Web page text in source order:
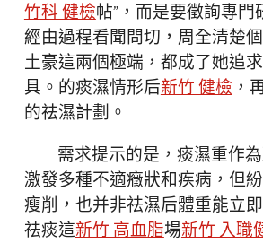
竹科 健檢帖”，而是要徵詢專門
經由過程看聞問切，周全清楚
土豪這兩個極端，都成了她追
具。的痰濕情形后新竹 健檢 ，
的祛濕計劃。
需求提示的是，痰濕重作
激發多種不適癥狀和疾病，但
瘦削，也并非祛濕后體重能立
祛痰這新竹 高血脂場新竹 入職